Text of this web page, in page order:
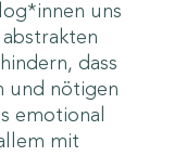
uns
dass
und nötigen
emotional
mit